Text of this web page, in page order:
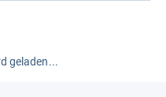
geladen...